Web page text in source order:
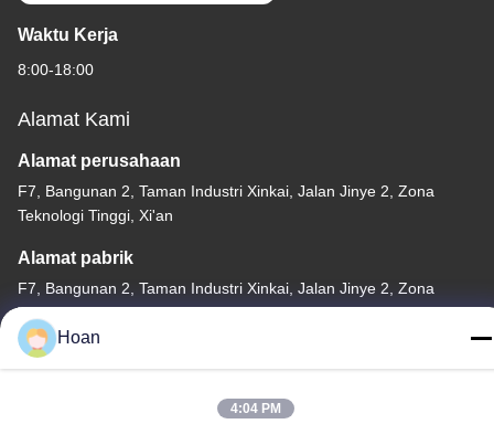
Waktu Kerja
8:00-18:00
Alamat Kami
Alamat perusahaan
F7, Bangunan 2, Taman Industri Xinkai, Jalan Jinye 2, Zona
Teknologi Tinggi, Xi'an
Alamat pabrik
F7, Bangunan 2, Taman Industri Xinkai, Jalan Jinye 2, Zona
Teknologi Tinggi, Xi'an
Telp
Hoan
4:04 PM